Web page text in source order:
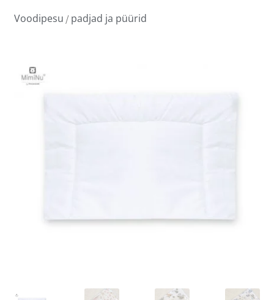
Voodipesu / padjad ja püürid